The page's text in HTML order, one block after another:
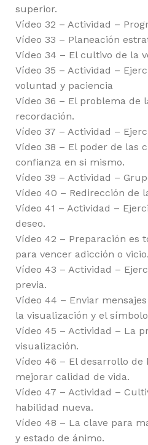
superior.
Vídeo 32 – Actividad –
Vídeo 33 – Planeación
Vídeo 34 – El cultivo de la
Vídeo 35 – Actividad –
voluntad y paciencia
Vídeo 36 – El problema de
recordación.
Vídeo 37 – Actividad –
Vídeo 38 – El poder de las
confianza en si mismo.
Vídeo 39 – Actividad –
Vídeo 40 – Redirección de
Vídeo 41 – Actividad –
deseo.
Vídeo 42 – Preparación es
para vencer adicción o vicio.
Vídeo 43 – Actividad –
previa.
Vídeo 44 – Enviar
la visualización y el
Vídeo 45 – Actividad – La
visualización.
Vídeo 46 – El desarrollo de
mejorar calidad de vida.
Vídeo 47 – Actividad –
habilidad nueva.
Vídeo 48 – La clave para
y estado de ánimo.